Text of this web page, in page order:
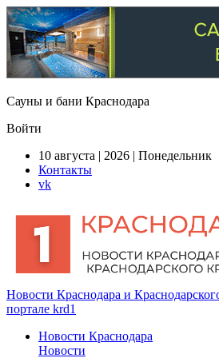
Сауны и бани Краснодара
Войти
10 августа | 2026 | Понедельник
Контакты
vk
Новости Краснодара и
портале krd1
Новости Краснодара
Новости